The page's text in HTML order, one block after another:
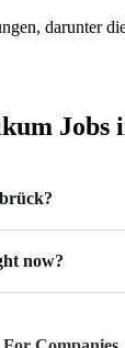
darunter
Jobs
now?